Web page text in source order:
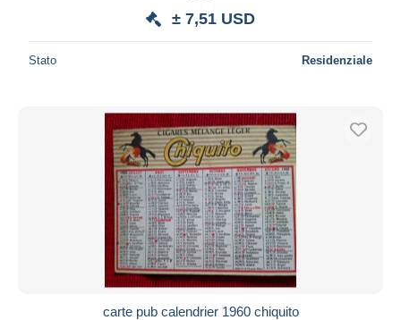
± 7,51 USD
Stato Residenziale
carte pub calendrier 1960 chiquito